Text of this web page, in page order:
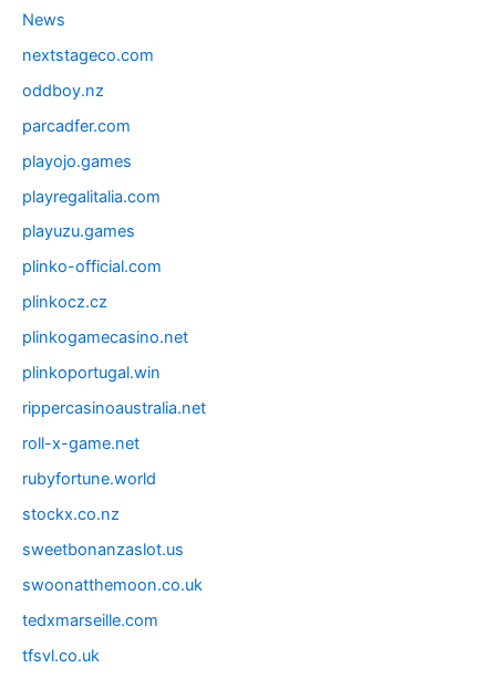
News
nextstageco.com
oddboy.nz
parcadfer.com
playojo.games
playregalitalia.com
playuzu.games
plinko-official.com
plinkocz.cz
plinkogamecasino.net
plinkoportugal.win
rippercasinoaustralia.net
roll-x-game.net
rubyfortune.world
stockx.co.nz
sweetbonanzaslot.us
swoonatthemoon.co.uk
tedxmarseille.com
tfsvl.co.uk